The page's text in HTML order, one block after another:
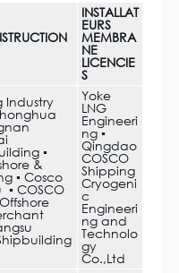
INSTALLAT
EURS
MEMBRA
NE
LICENCIE
S
Industry
▪
&
▪ Cosco
COSCO
Yoke
LNG
Engineeri
ng ▪
Qingdao
COSCO
Shipping
Cryogeni
c
Engineeri
ng and
Technolo
gy
Co.,Ltd